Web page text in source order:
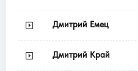
Дмитрий Емец
Дмитрий Край